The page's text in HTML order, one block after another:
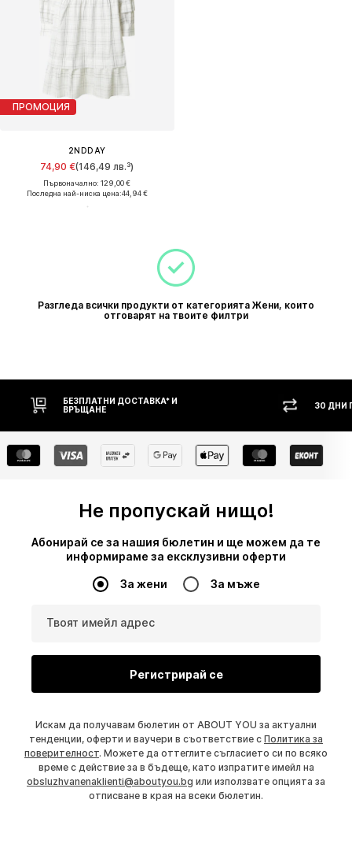
ПРОМОЦИЯ
2NDDAY
74,90 €(146,49 лв.³)
Първоначално: 129,00 €
Последна най-ниска цена:44,94 €
Разгледа всички продукти от категорията Жени, които
отговарят на твоите филтри
30 ДНИ ПРАВО НА ВРЪЩАНЕ
Не пропускай нищо!
Абонирай се за нашия бюлетин и ще можем да те
информираме за ексклузивни оферти
За жени За мъже
Твоят имейл адрес
Регистрирай се
Искам да получавам бюлетин от ABOUT YOU за актуални
тенденции, оферти и ваучери в съответствие с Политика за
поверителност. Можете да оттеглите съгласието си по всяко
време с действие за в бъдеще, като изпратите имейл на
obsluzhvanenaklienti@aboutyou.bg или използвате опцията за
отписване в края на всеки бюлетин.